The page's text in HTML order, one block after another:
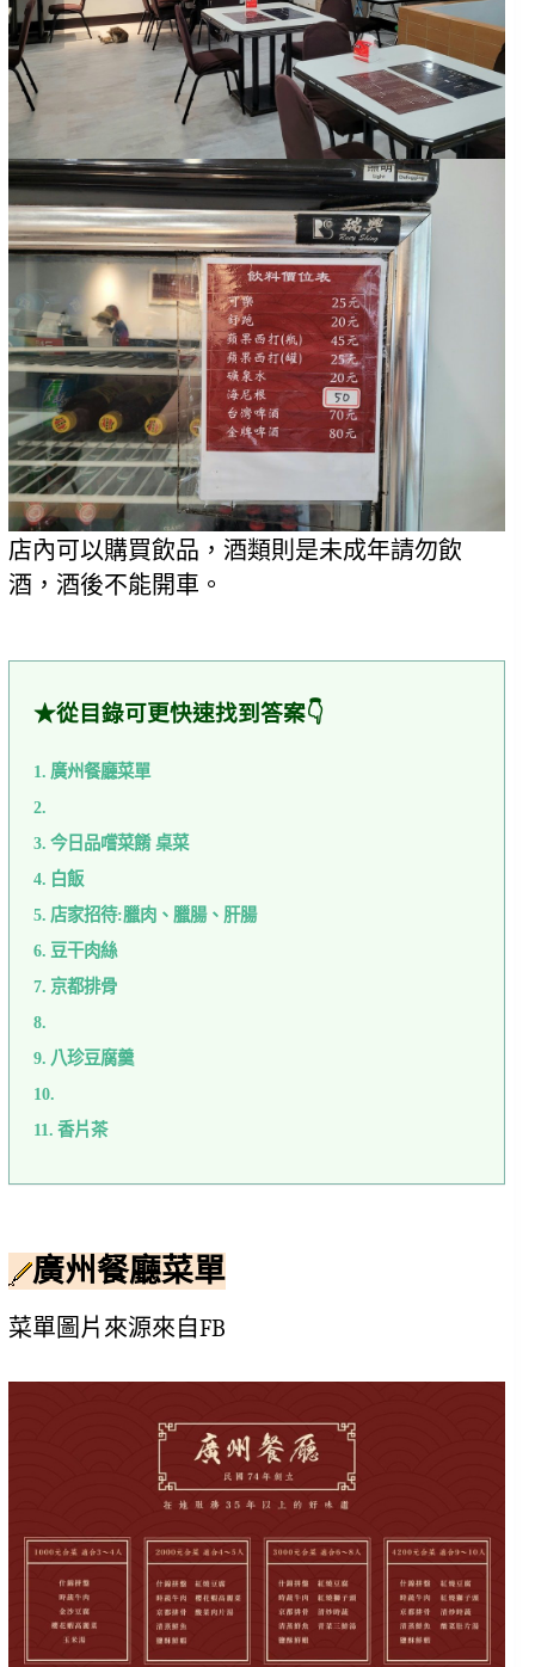
店內可以購買飲品，酒類則是未成年請勿飲
酒，酒後不能開車。
★從目錄可更快速找到答案👇
廣州餐廳菜單
今日品嚐菜餚 桌菜
白飯
店家招待:臘肉、臘腸、肝腸
豆干肉絲
京都排骨
八珍豆腐羹
香片茶
廣州餐廳菜單
菜單圖片來源來自FB